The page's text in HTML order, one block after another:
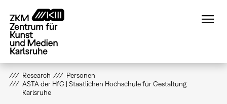
zum
Inhalt
Research
Personen
ASTA der HfG | Staatlichen Hochschule für Gestaltung
Karlsruhe